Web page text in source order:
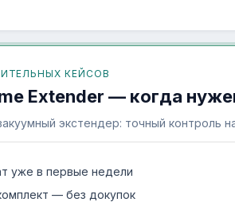
КЕЙСОВ
Extender — когда
экстендер: точный контроль
уже в первые недели
— без докупок